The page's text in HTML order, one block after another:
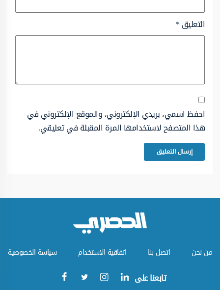
التعليق*
احفظ اسمي، بريدي الإلكتروني، والموقع الإلكتروني في
هذا المتصفح لاستخدامها المرة المقبلة في تعليقي.
من نحن اتصل بنا اتفاقية الاستخدام سياسة الخصوصية
تابعنا على